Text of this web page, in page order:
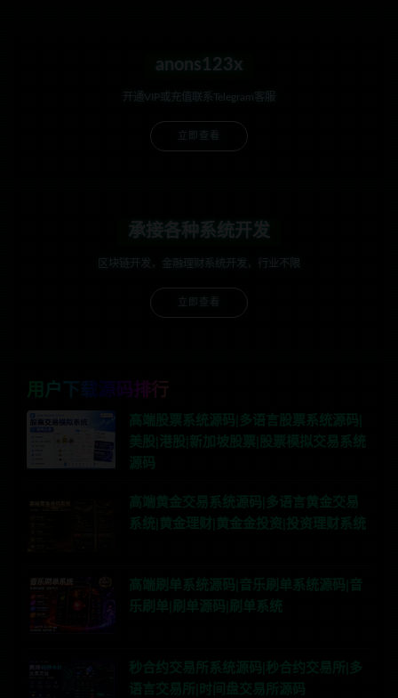
anons123x
开通VIP或充值联系Telegram客服
立即查看
承接各种系统开发
区块链开发，金融理财系统开发，行业不限
立即查看
用户下载源码排行
高端股票系统源码|多语言股票系统源码|
美股|港股|新加坡股票|股票模拟交易系统
源码
高端黄金交易系统源码|多语言黄金交易
系统|黄金理财|黄金金投资|投资理财系统
高端刷单系统源码|音乐刷单系统源码|音
乐刷单|刷单源码|刷单系统
秒合约交易所系统源码|秒合约交易所|多
语言交易所|时间盘交易所源码